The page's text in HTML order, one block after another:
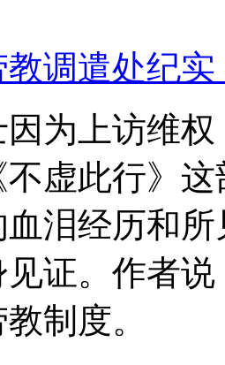
调遣处纪实
为上访维
不虚此行》
泪经历和
证。作者
制度。